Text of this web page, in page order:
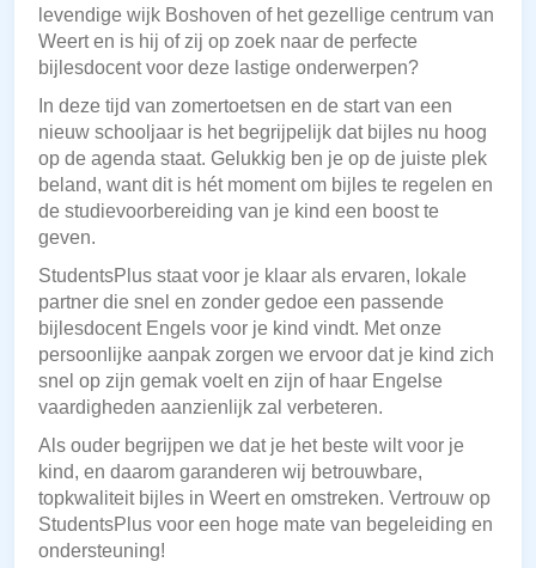
levendige wijk Boshoven of het gezellige centrum van
Weert en is hij of zij op zoek naar de perfecte
bijlesdocent voor deze lastige onderwerpen?
In deze tijd van zomertoetsen en de start van een
nieuw schooljaar is het begrijpelijk dat bijles nu hoog
op de agenda staat. Gelukkig ben je op de juiste plek
beland, want dit is hét moment om bijles te regelen en
de studievoorbereiding van je kind een boost te
geven.
StudentsPlus staat voor je klaar als ervaren, lokale
partner die snel en zonder gedoe een passende
bijlesdocent Engels voor je kind vindt. Met onze
persoonlijke aanpak zorgen we ervoor dat je kind zich
snel op zijn gemak voelt en zijn of haar Engelse
vaardigheden aanzienlijk zal verbeteren.
Als ouder begrijpen we dat je het beste wilt voor je
kind, en daarom garanderen wij betrouwbare,
topkwaliteit bijles in Weert en omstreken. Vertrouw op
StudentsPlus voor een hoge mate van begeleiding en
ondersteuning!